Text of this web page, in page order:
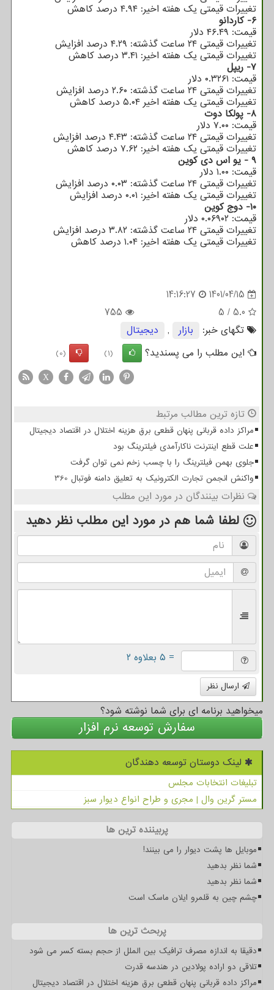
تغییرات قیمتی یک هفته اخیر: ۴.۹۴ درصد کاهش
۶- کاردانو
قیمت: ۴۶.۴۹ دلار
تغییرات قیمتی ۲۴ ساعت گذشته: ۴.۲۹ درصد افزایش
تغییرات قیمتی یک هفته اخیر: ۳.۴۱ درصد کاهش
۷- ریپل
قیمت: ۰.۳۲۶۱ دلار
تغییرات قیمتی ۲۴ ساعت گذشته: ۲.۶۰ درصد افزایش
تغییرات قیمتی یک هفته اخیر ۵.۰۴ درصد کاهش
۸- پولکا دوت
قیمت: ۷.۰۰ دلار
تغییرات قیمتی ۲۴ ساعت گذشته: ۴.۴۳ درصد افزایش
تغییرات قیمتی یک هفته اخیر: ۷.۶۲ درصد کاهش
۹ - یو اس دی کوین
قیمت: ۱.۰۰ دلار
تغییرات قیمتی ۲۴ ساعت گذشته: ۰.۰۳ درصد افزایش
تغییرات قیمتی یک هفته اخیر: ۰.۰۱ درصد افزایش
۱۰- دوج کوین
قیمت: ۰.۰۶۹۰۲ دلار
تغییرات قیمتی ۲۴ ساعت گذشته: ۳.۸۲ درصد افزایش
تغییرات قیمتی یک هفته اخیر: ۱.۰۴ درصد کاهش
1401/04/15
14:16:27
5.0
/
5
755
تگهای خبر:
بازار ,
دیجیتال
این مطلب را می پسندید؟
(1)
(0)
X
تازه ترین مطالب مرتبط
مراکز داده قربانی پنهان قطعی برق هزینه اختلال در اقتصاد دیجیتال
علت قطع اینترنت ناکارآمدی فیلترینگ بود
جلوی بهمن فیلترینگ را با چسب زخم نمی توان گرفت
واکنش انجمن تجارت الکترونیک به تعلیق دامنه فوتبال 360
نظرات بینندگان در مورد این مطلب
لطفا شما هم در مورد این مطلب نظر دهید
= ۵ بعلاوه ۲
ارسال نظر
میخواهید برنامه ای برای شما نوشته شود؟
سفارش توسعه نرم افزار
لینک دوستان توسعه دهندگان
تبلیغات انتخابات مجلس
مستر گرین وال | مجری و طراح انواع دیوار سبز
پربیننده ترین ها
موبایل ها پشت دیوار را می بینند!
شما نظر بدهید
شما نظر بدهید
چشم چین به قلمرو ایلان ماسک است
پربحث ترین ها
دقیقا به اندازه مصرف ترافیک بین الملل از حجم بسته کسر می شود
تلاقی دو اراده پولادین در هندسه قدرت
مراکز داده قربانی پنهان قطعی برق هزینه اختلال در اقتصاد دیجیتال